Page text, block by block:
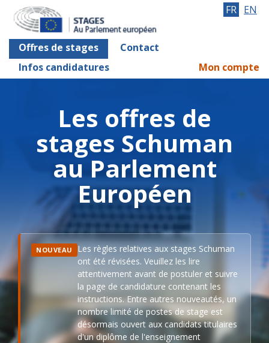
Offres de stages
Contact
Infos candidatures
FR EN
Mon compte
Les offres de
stages Schuman
au Parlement
Européen
NOUVEAU
Les règles relatives aux stages Schuman
ont été révisées. Veuillez les lire
attentivement avant de postuler et suivre
la page de candidature contenant les
instructions. Entre autres nouveautés, un
nombre limité de postes de stage est
désormais ouvert aux candidats titulaires
d'un diplôme de l'enseignement